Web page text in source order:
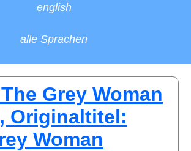
english
alle Sprachen
Grey Woman
Originaltitel:
Woman